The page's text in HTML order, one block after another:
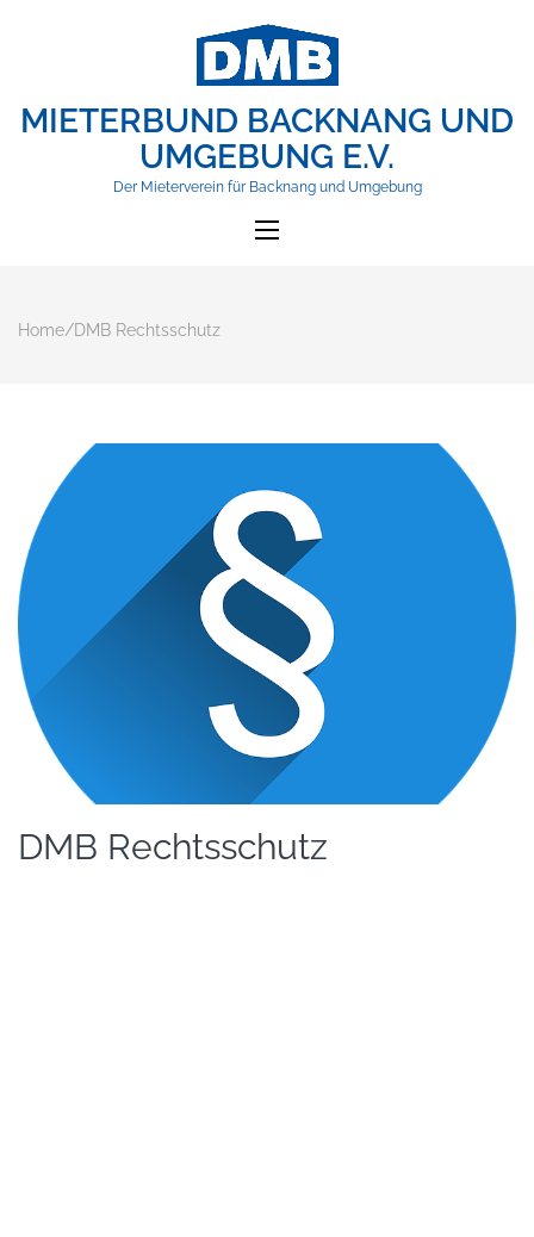
MIETERBUND BACKNANG UND
UMGEBUNG E.V.
Der Mieterverein für Backnang und Umgebung
Home/DMB Rechtsschutz
DMB Rechtsschutz